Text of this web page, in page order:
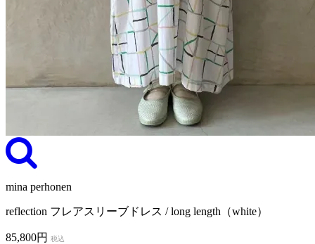
mina perhonen
reflection フレアスリーブドレス / long length（white）
85,800円 税込